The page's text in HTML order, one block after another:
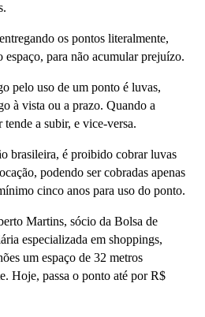
os pontos literalmente,
espaço, para não acumular prejuízo.
pelo uso de um ponto é luvas,
à vista ou a prazo. Quando a
a subir, e vice-versa.
brasileira, é proibido cobrar luvas
podendo ser cobradas apenas
cinco anos para uso do ponto.
Martins, sócio da Bolsa de
especializada em shoppings,
um espaço de 32 metros
Hoje, passa o ponto até por R$